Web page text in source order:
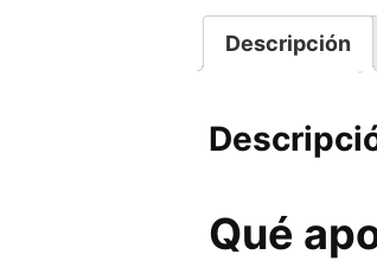
Descripción
Qué